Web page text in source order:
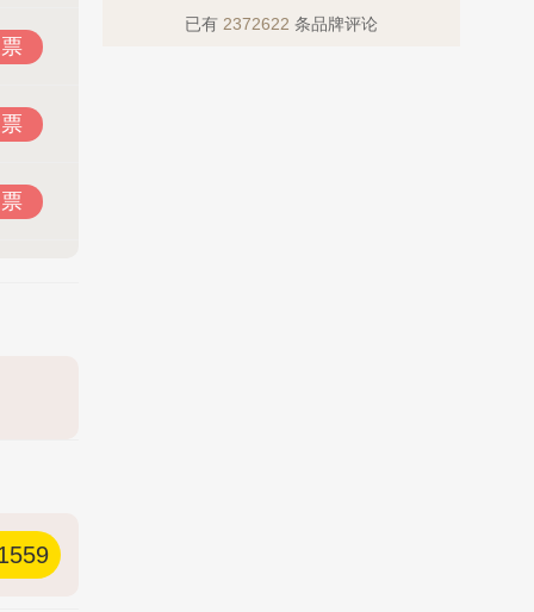
已有 2372622 条品牌评论